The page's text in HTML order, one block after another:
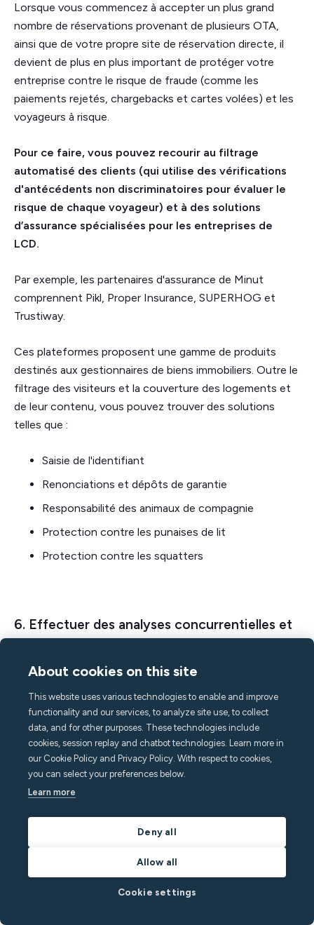
Lorsque vous commencez à accepter un plus grand
nombre de réservations provenant de plusieurs OTA,
ainsi que de votre propre site de réservation directe, il
devient de plus en plus important de protéger votre
entreprise contre le risque de fraude (comme les
paiements rejetés, chargebacks et cartes volées) et les
voyageurs à risque.
Pour ce faire, vous pouvez recourir au filtrage
automatisé des clients (qui utilise des vérifications
d'antécédents non discriminatoires pour évaluer le
risque de chaque voyageur) et à des solutions
d’assurance spécialisées pour les entreprises de
LCD.
Par exemple, les partenaires d'assurance de Minut
comprennent Pikl, Proper Insurance, SUPERHOG et
Trustiway.
Ces plateformes proposent une gamme de produits
destinés aux gestionnaires de biens immobiliers. Outre le
filtrage des visiteurs et la couverture des logements et
de leur contenu, vous pouvez trouver des solutions
telles que :
Saisie de l'identifiant
Renonciations et dépôts de garantie
Responsabilité des animaux de compagnie
Protection contre les punaises de lit
Protection contre les squatters
6. Effectuer des analyses concurrentielles et
Lorsque vous démarrez sur un nouveau marché ou tout
simplement lors de vos débuts en location courte durée,
vous pourriez être désavantagés par rapport à vos
concurrents. Par exemple, d'autres gestionnaires de
biens peuvent avoir une meilleure connaissance des
fluctuations saisonnières, des taux d'occupation
typiques et de la valeur normale des tarifs à la nuitée.
Vous pourriez également avoir du mal à comprendre
quelles propriétés ou quelles zones précises offrent le
plus grand potentiel de revenus, quels types de
About cookies on this site
This website uses various technologies to enable and improve
functionality and our services, to analyze site use, to collect
data, and for other purposes. These technologies include
cookies, session replay and chatbot technologies. Learn more in
our Cookie Policy and Privacy Policy. With respect to cookies,
you can select your preferences below.
Learn more
Deny all
Allow all
Cookie settings